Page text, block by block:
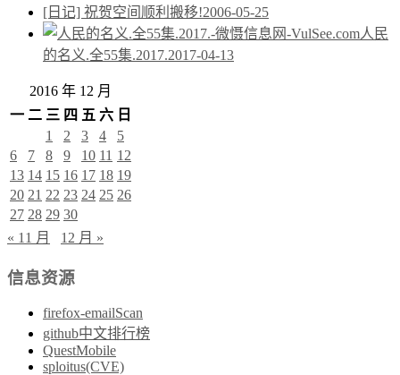
[日记] 祝贺空间顺利搬移!2006-05-25
人民
的名义.全55集.2017.2017-04-13
2016 年 12 月
一 二 三 四 五 六 日
1
2 3 4
5
6
7 8 9 10 11 12
13 14 15 16 17 18 19
20 21 22 23 24 25 26
27 28 29 30
« 11 月
12 月 »
信息资源
firefox-emailScan
github中文排行榜
QuestMobile
sploitus(CVE)